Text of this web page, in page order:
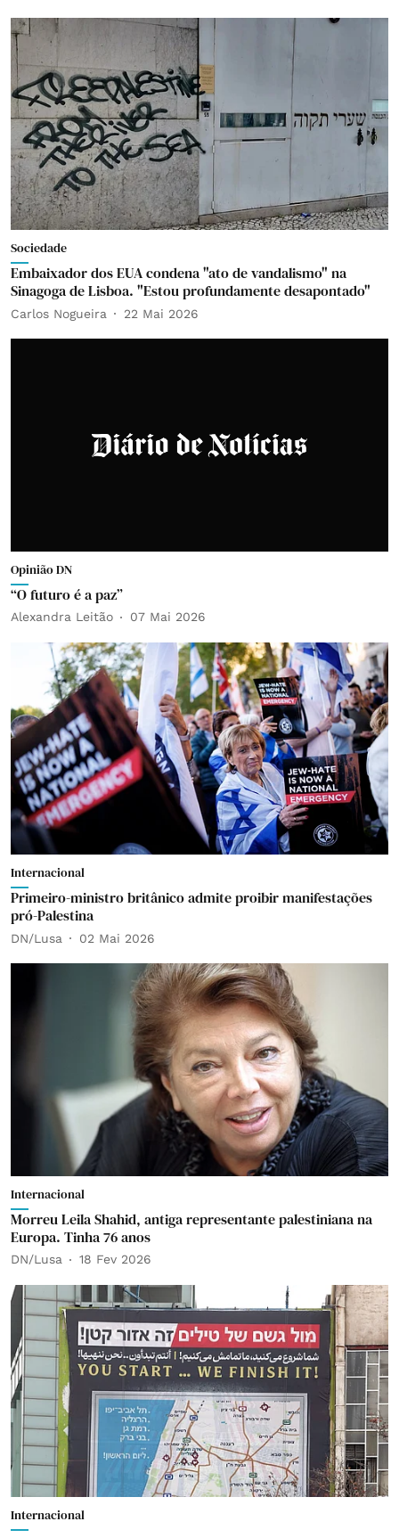
Sociedade
Embaixador dos EUA condena "ato de vandalismo" na
Sinagoga de Lisboa. "Estou profundamente desapontado"
Carlos Nogueira 22 Mai 2026
Opinião DN
“O futuro é a paz”
Alexandra Leitão 07 Mai 2026
Internacional
Primeiro-ministro britânico admite proibir manifestações
pró-Palestina
DN/Lusa 02 Mai 2026
Internacional
Morreu Leila Shahid, antiga representante palestiniana na
Europa. Tinha 76 anos
DN/Lusa 18 Fev 2026
Internacional